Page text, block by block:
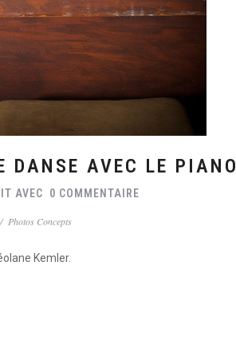
DANSE AVEC LE PIANO
AVEC 0 COMMENTAIRE
/ Photos Concepts
Kemler.